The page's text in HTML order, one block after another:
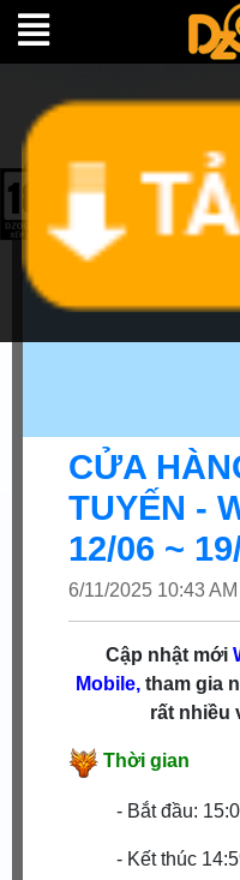
CỬA
TUYẾN -
12/06 ~
6/11/2025 10:43 AM
Cập nhật mới
Mobile,tham gia
rất nhiều
Thời gian
- Bắt đầu:
- Kết thúc